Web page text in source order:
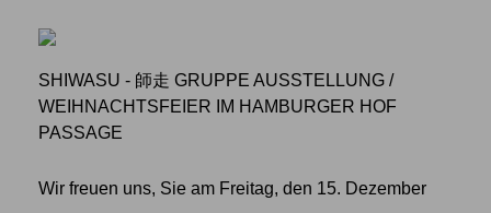
SHIWASU - 師走 GRUPPE AUSSTELLUNG /
WEIHNACHTSFEIER IM HAMBURGER HOF
PASSAGE
Wir freuen uns, Sie am Freitag, den 15. Dezember